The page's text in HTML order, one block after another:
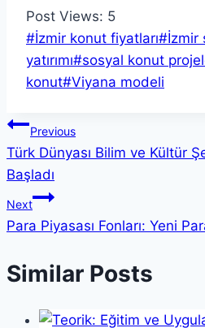
Post Views: 5
Post
Tags:
#İzmir konut fiyatları#İzmir
yatırımı#sosyal konut
konut#Viyana modeli
Yazı
gezinmesi
Previous
Türk Dünyası Bilim ve Kültür
Başladı
Next
Para Piyasası Fonları: Yeni
Similar Posts